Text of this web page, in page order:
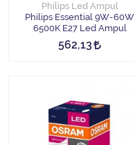
Philips Led Ampul
Philips Essential 9W-60W
6500K E27 Led Ampul
562,13